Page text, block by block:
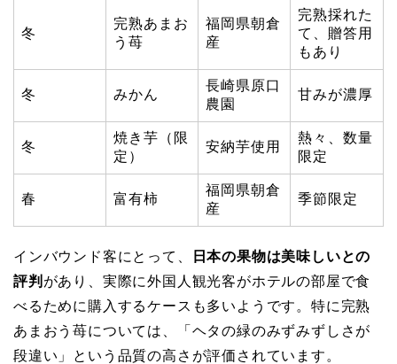
冬
完熟あまお
う苺
福岡県朝倉
産
完熟採れた
て、贈答用
もあり
冬 みかん
長崎県原口
農園
甘みが濃厚
冬
焼き芋（限
定）
安納芋使用
熱々、数量
限定
春 富有柿
福岡県朝倉
産
季節限定
インバウンド客にとって、
日本の果物は美味しいとの
評判 があり、実際に外国人観光客がホテルの部屋で食
べるために購入するケースも多いようです。特に完熟
あまおう苺については、「ヘタの緑のみずみずしさが
段違い」という品質の高さが評価されています。